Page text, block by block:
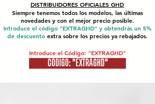
DISTRIBUIDORES OFICIALES GHD
Siempre tenemos todos los modelos, las últimas
novedades y con el mejor precio posible.
Introduce el código "EXTRAGHD" y obtendrás un 5%
de descuento extra sobre los precios ya rebajados.
Introduce el Código: "EXTRAGHD"
CÓDIGO: "EXTRAGHD"